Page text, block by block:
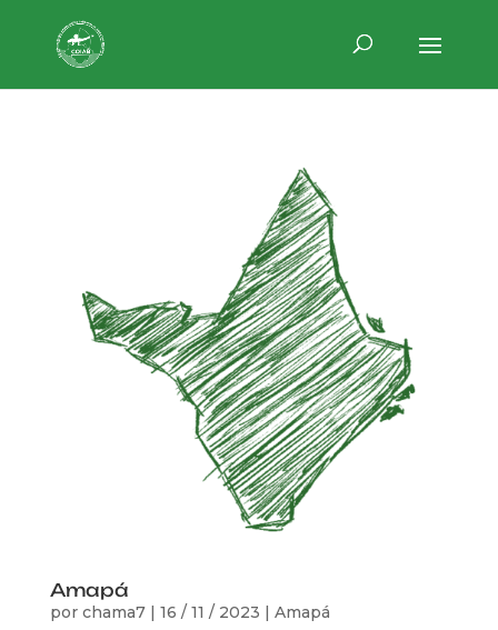
Amapá
por chama7| 16 / 11 / 2023 Amapá